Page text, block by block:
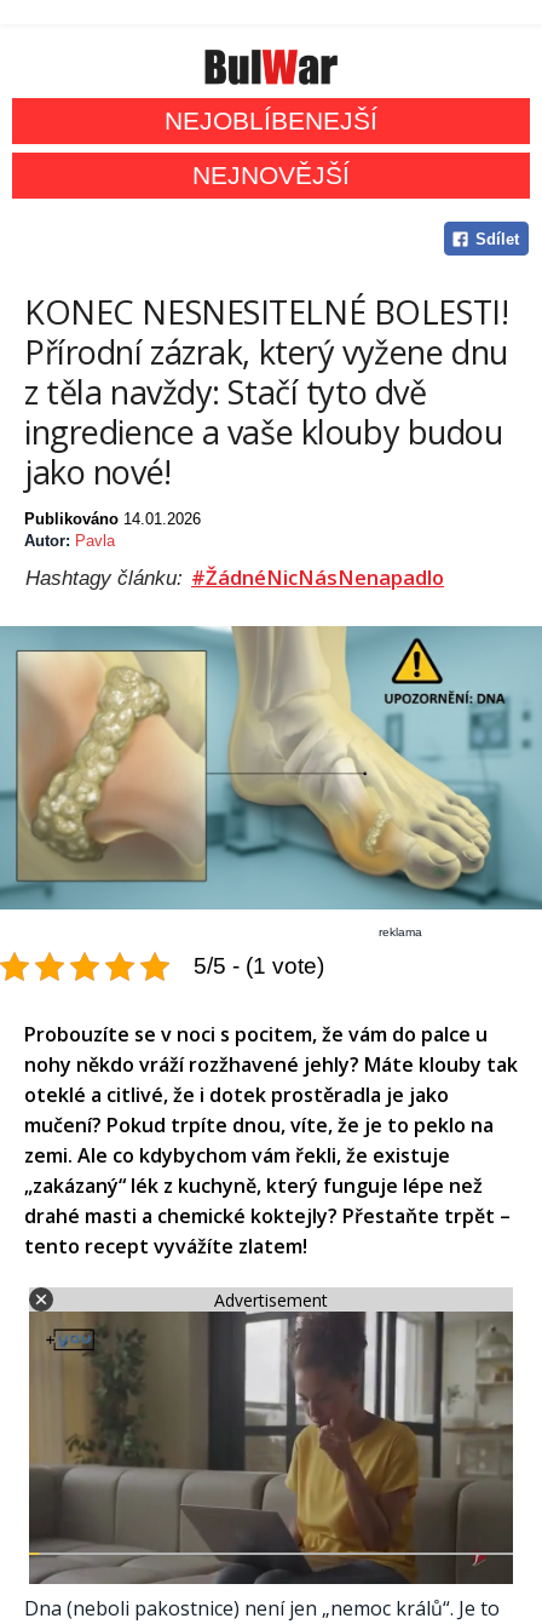
NEJOBLÍBENEJŠÍ
NEJNOVĚJŠÍ
Sdílet
KONEC NESNESITELNÉ BOLESTI!
Přírodní zázrak, který vyžene dnu
z těla navždy: Stačí tyto dvě
ingredience a vaše klouby budou
jako nové!
Publikováno 14.01.2026
Autor: Pavla
Hashtagy článku: #ŽádnéNicNásNenapadlo
reklama
5/5 - (1 vote)
Probouzíte se v noci s pocitem, že vám do palce u
nohy někdo vráží rozžhavené jehly? Máte klouby tak
oteklé a citlivé, že i dotek prostěradla je jako
mučení? Pokud trpíte dnou, víte, že je to peklo na
zemi. Ale co kdybychom vám řekli, že existuje
„zakázaný“ lék z kuchyně, který funguje lépe než
drahé masti a chemické koktejly? Přestaňte trpět –
tento recept vyvážíte zlatem!
Advertisement
Dna (neboli pakostnice) není jen „nemoc králů“. Je to